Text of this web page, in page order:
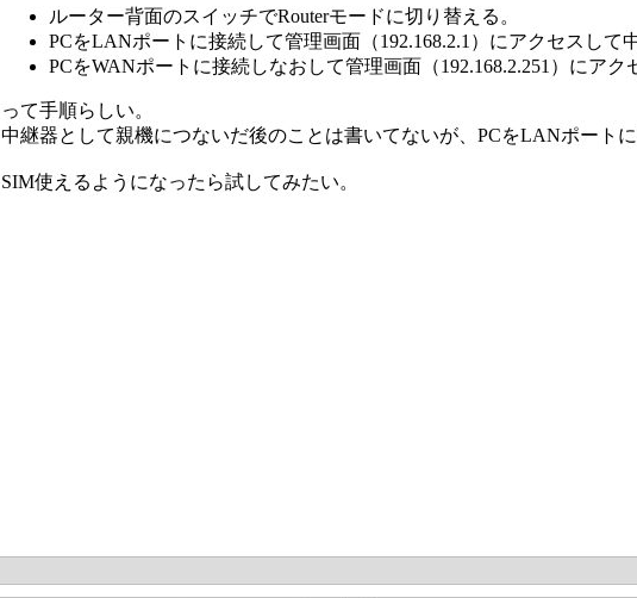
ルーター背面のスイッチでRouterモードに切り替える。
PCをLANポートに接続して管理画面（192.168.2.1）にアクセスして
PCをWANポートに接続しなおして管理画面（192.168.2.251）にアク
って手順らしい。
中継器として親機につないだ後のことは書いてないが、PCをLANポート
SIM使えるようになったら試してみたい。